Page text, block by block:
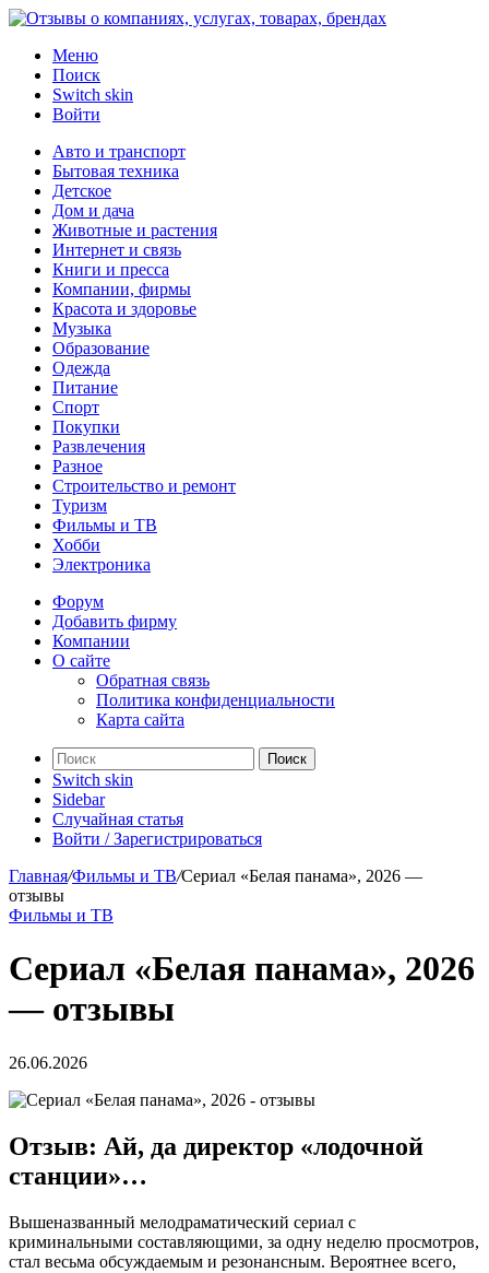
Меню
Поиск
Switch skin
Войти
Авто и транспорт
Бытовая техника
Детское
Дом и дача
Животные и растения
Интернет и связь
Книги и пресса
Компании, фирмы
Красота и здоровье
Музыка
Образование
Одежда
Питание
Спорт
Покупки
Развлечения
Разное
Строительство и ремонт
Туризм
Фильмы и ТВ
Хобби
Электроника
Форум
Добавить фирму
Компании
О сайте
Обратная связь
Политика конфиденциальности
Карта сайта
Поиск
Switch skin
Sidebar
Случайная статья
Войти / Зарегистрироваться
Главная/Фильмы и ТВ/Сериал «Белая панама», 2026 —
отзывы
Фильмы и ТВ
Сериал «Белая панама», 2026
— отзывы
26.06.2026
Отзыв: Ай, да директор «лодочной
станции»…
Вышеназванный мелодраматический сериал с
криминальными составляющими, за одну неделю просмотров,
стал весьма обсуждаемым и резонансным. Вероятнее всего,